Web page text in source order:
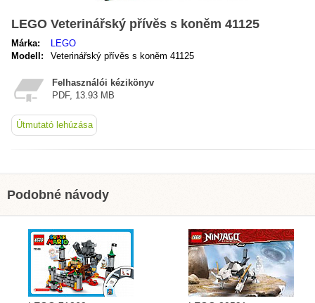
LEGO Veterinářský přívěs s koněm 41125
Márka:
LEGO
Modell:
Veterinářský přívěs s koněm 41125
Felhasználói kézikönyv
PDF, 13.93 MB
Útmutató lehúzása
Podobné návody